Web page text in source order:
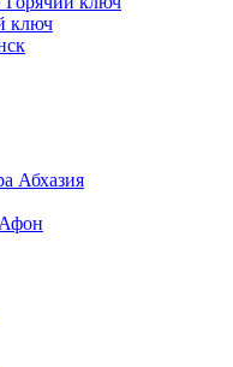
ключ
Абхазия